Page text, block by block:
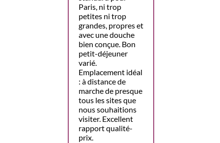
Paris, ni trop
petites ni trop
grandes, propres et
avec une douche
bien conçue. Bon
petit-déjeuner
varié.
Emplacement idéal
: à distance de
marche de presque
tous les sites que
nous souhaitions
visiter. Excellent
rapport qualité-
prix.